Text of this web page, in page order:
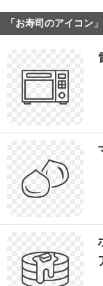
「お寿司のアイコン